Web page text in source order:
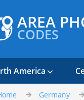
AREA
CODES
America
Germany